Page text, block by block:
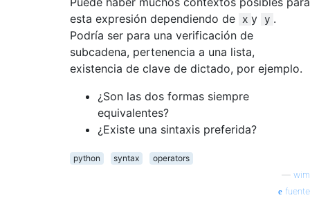
esta expresión dependiendo de
x y y .
Podría ser para una verificación de
subcadena, pertenencia a una lista,
existencia de clave de dictado, por ejemplo.
¿Son las dos formas siempre
equivalentes?
¿Existe una sintaxis preferida?
python syntax
operators
wim
fuente